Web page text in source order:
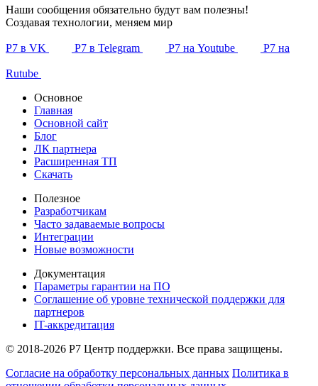
Наши сообщения обязательно будут вам полезны!
Создавая технологии, меняем мир
Р7 в VK Р7 в Telegram Р7 на Youtube Р7 на
Rutube
Основное
Главная
Основной сайт
Блог
ЛК партнера
Расширенная ТП
Скачать
Полезное
Разработчикам
Часто задаваемые вопросы
Интеграции
Новые возможности
Документация
Параметры гарантии на ПО
Соглашение об уровне технической поддержки для
партнеров
IT-аккредитация
© 2018-2026 Р7 Центр поддержки. Все права защищены.
Согласие на обработку персональных данных Политика в